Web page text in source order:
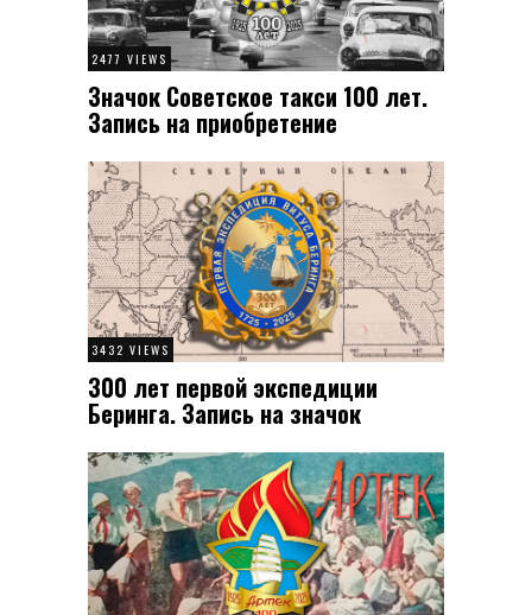
2477 VIEWS
Значок Советское такси 100 лет.
Запись на приобретение
3432 VIEWS
300 лет первой экспедиции
Беринга. Запись на значок